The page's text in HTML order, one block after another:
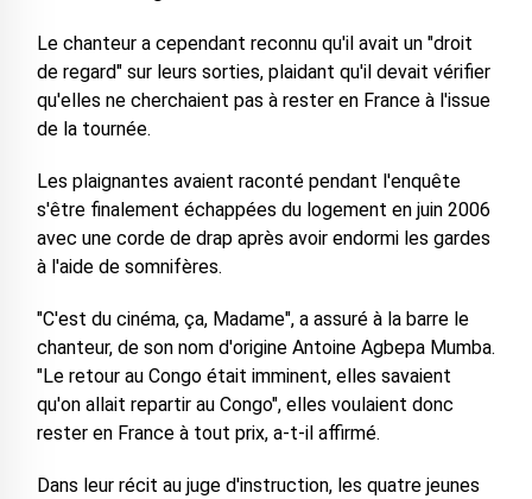
Le chanteur a cependant reconnu qu'il avait un "droit
de regard" sur leurs sorties, plaidant qu'il devait vérifier
qu'elles ne cherchaient pas à rester en France à l'issue
de la tournée.
Les plaignantes avaient raconté pendant l'enquête
s'être finalement échappées du logement en juin 2006
avec une corde de drap après avoir endormi les gardes
à l'aide de somnifères.
"C'est du cinéma, ça, Madame", a assuré à la barre le
chanteur, de son nom d'origine Antoine Agbepa Mumba.
"Le retour au Congo était imminent, elles savaient
qu'on allait repartir au Congo", elles voulaient donc
rester en France à tout prix, a-t-il affirmé.
Dans leur récit au juge d'instruction, les quatre jeunes